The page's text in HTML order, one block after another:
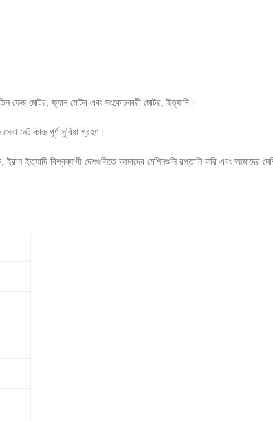
ফেজ মোটর, ফ্যান মোটর এবং সংকোচকারী মোটর, ইত্যাদি।
নেট কাজ পূর্ণ সুবিধা গ্রহণ।
ইত্যাদি বিশ্বব্যাপী দেশগুলিতে আমাদের মেশিনগুলি রপ্তানি করি এবং আমাদের